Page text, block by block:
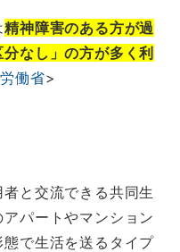
精神障害のある方が過
なし」の方が多く利
働省>
と交流できる共同生
パートやマンション
で生活を送るタイプ